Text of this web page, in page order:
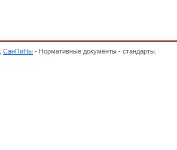
СанПиНы - Нормативные документы - стандарты.